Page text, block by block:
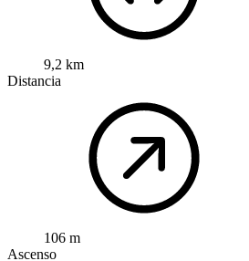
9,2 km
Distancia
106 m
Ascenso